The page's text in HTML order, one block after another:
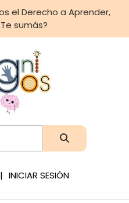
el Derecho a Aprender,
sumás?
INICIAR SESIÓN